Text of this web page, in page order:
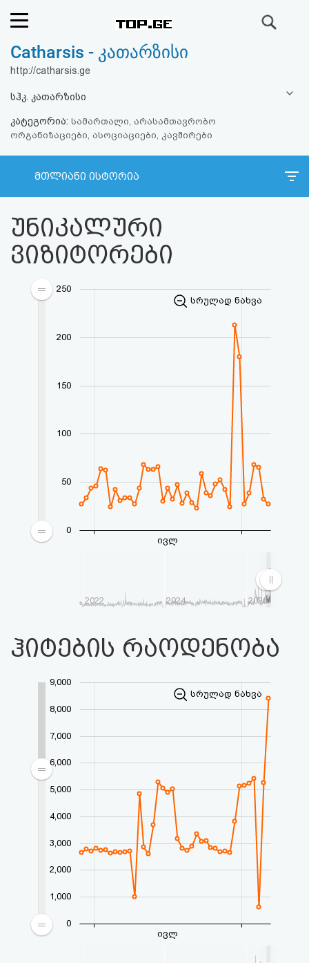
რეიტინგი
ფოსტა
კითხვა-
პასუხი
ავტორიზაცია
რეგისტრაცია
პაროლის
პასუხისმგებლობის
უარყოფა
Catharsis - კათარზისი
http://catharsis.ge
სჰკ. კათარზისი
კატეგორია: სამართალი, არასამთავრობო
ორგანიზაციები, ასოციაციები, კავშირები
მთლიანი ისტორია
უნიკალური
ვიზიტორები
2022 2024 2026
ივლ
0
50
100
150
200
250
სრულად ნახვა
ჰიტების რაოდენობა
ივლ
0
1,000
2,000
3,000
4,000
5,000
6,000
7,000
8,000
9,000
სრულად ნახვა